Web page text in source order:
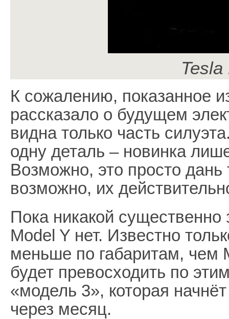
К сожалению, показанное
рассказало о будущем
видна только часть
одну деталь – новинка
Возможно, это просто дань
возможно, их
Пока никакой
Model Y нет. Известно
меньше по габаритам, чем
будет превосходить по
«модель 3», которая
через месяц.